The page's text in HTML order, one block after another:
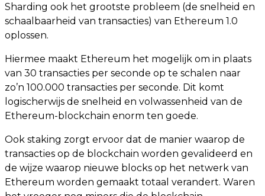
Sharding ook het grootste probleem (de snelheid en
schaalbaarheid van transacties) van Ethereum 1.0
oplossen.
Hiermee maakt Ethereum het mogelijk om in plaats
van 30 transacties per seconde op te schalen naar
zo’n 100.000 transacties per seconde. Dit komt
logischerwijs de snelheid en volwassenheid van de
Ethereum-blockchain enorm ten goede.
Ook staking zorgt ervoor dat de manier waarop de
transacties op de blockchain worden gevalideerd en
de wijze waarop nieuwe blocks op het netwerk van
Ethereum worden gemaakt totaal verandert. Waren